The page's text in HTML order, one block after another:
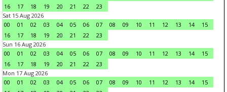
16
17 18 19 20 21 22
23
Sat 15 Aug 2026
00
01 02 03 04 05 06 07 08 09 10 11 12 13 14
15
16
17 18 19 20 21 22
23
Sun 16 Aug 2026
00
01 02 03 04 05 06 07 08 09 10 11 12 13 14
15
16
17 18 19 20 21 22
23
Mon 17 Aug 2026
00
01 02 03 04 05 06 07 08 09 10 11 12 13 14
15